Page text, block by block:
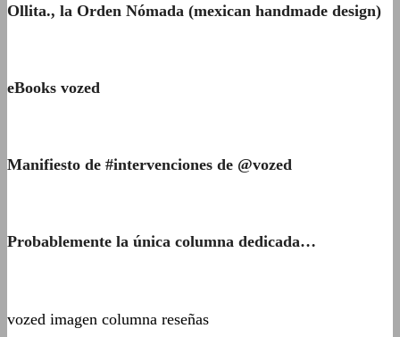
Ollita., la Orden Nómada (mexican handmade design)
eBooks vozed
Manifiesto de #intervenciones de @vozed
Probablemente la única columna dedicada…
vozed imagen columna reseñas